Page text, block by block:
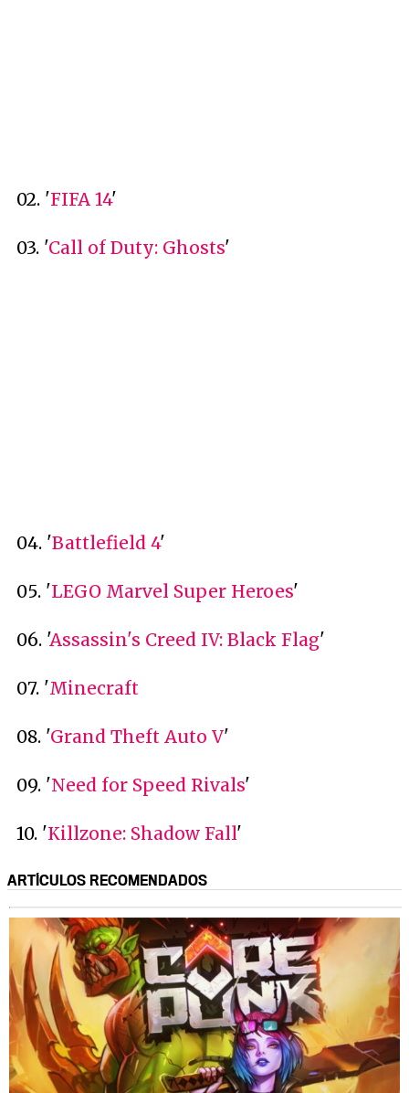
02. 'FIFA 14'
03. 'Call of Duty: Ghosts'
04. 'Battlefield 4'
05. 'LEGO Marvel Super Heroes'
06. 'Assassin's Creed IV: Black Flag'
07. 'Minecraft
08. 'Grand Theft Auto V'
09. 'Need for Speed Rivals'
10. 'Killzone: Shadow Fall'
ARTÍCULOS RECOMENDADOS